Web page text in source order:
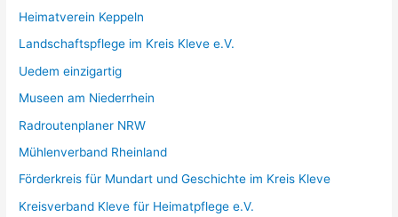
a
Heimatverein Keppeln
Landschaftspflege im Kreis Kleve e.V.
Uedem einzigartig
Museen am Niederrhein
Radroutenplaner NRW
Mühlenverband Rheinland
Förderkreis für Mundart und Geschichte im Kreis Kleve
Kreisverband Kleve für Heimatpflege e.V.